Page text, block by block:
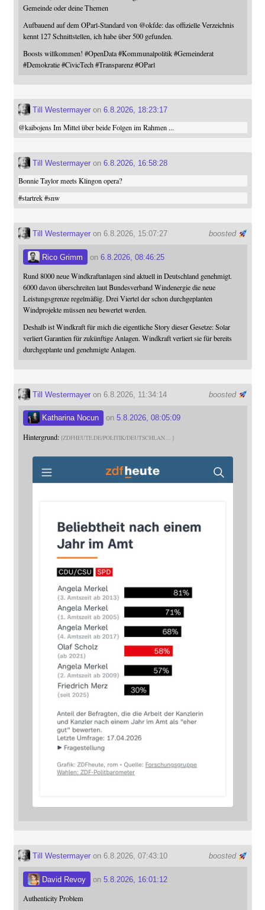
Gemeinde oder deine Themen
Aufbauend auf dem OParl-Standard von @okfde: das offizielle Verzeichnis
kennt 127 Schnittstellen, ich habe über 500 gefunden.
Boosts willkommen! #OpenData #Kommunalpolitik #Gemeinderat
#Demokratie #CivicTech #Transparenz #OParl
Till Westermayeron 6.8.2026, 18:23:17
@kaibojensIm Mittel über beide Folgen im Rahmen ...
Till Westermayeron 6.8.2026, 16:58:28
Bonnie Taylor meets Klingon opera?
#startrek #snw
boosted
Till Westermayeron 6.8.2026, 15:07:27
Rico Grimm on 6.8.2026, 08:46:25
Rund 8000 neue Windkraftanlagen sind aktuell in Deutschland genehmigt.
6000 davon überschreiten laut Bundesverband Windenergie die neue
Leistungsgrenze regelmäßig. Drei Viertel der schon durchgeplanten
Windprojekte müssen neu bewertet werden.
Deshalb ist Windkraft für mich die eigentliche Story dieser Gesetze: Solar
verliert Garantien für zukünftige Anlagen. Windkraft verliert sie für bereits
durchgeplante und genehmigte Anlagen.
boosted
Till Westermayeron 6.8.2026, 11:34:14
Katharina Nocun on 5.8.2026, 08:05:09
Hintergrund: ZDFHEUTE.DE/POLITIK/DEUTSCHLAN
boosted
Till Westermayeron 6.8.2026, 07:43:10
David Revoy on 5.8.2026, 16:01:12
Authenticity Problem